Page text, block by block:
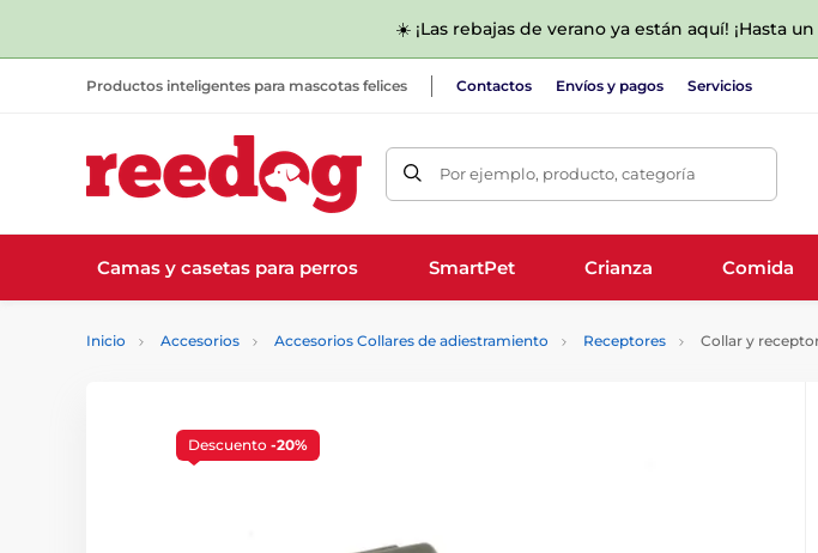
☀️ ¡Las rebajas de verano ya están aquí! ¡Hasta
Productos inteligentes para mascotas felices Contactos Envíos y pagos Servicios
Por ejemplo, producto, categoría
Camas y casetas para perros SmartPet Crianza Comida
Inicio Accesorios Accesorios Collares de adiestramiento Receptores Collar y
Descuento -20%